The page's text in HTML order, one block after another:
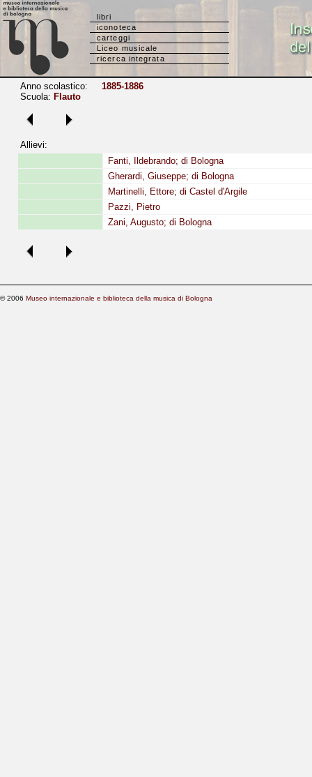
libri
iconoteca
carteggi
Liceo musicale
ricerca integrata
Anno scolastico: 1885-1886
Scuola: Flauto
Allievi:
Fanti, Ildebrando; di Bologna
Gherardi, Giuseppe; di Bologna
Martinelli, Ettore; di Castel d'Argile
Pazzi, Pietro
Zani, Augusto; di Bologna
© 2006 Museo internazionale e biblioteca della musica di Bologna